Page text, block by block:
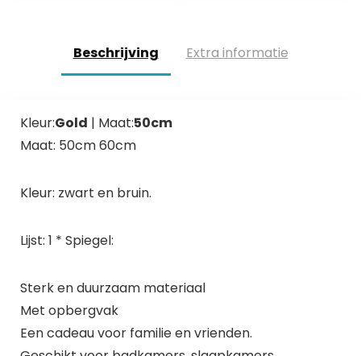
Beschrijving Extra informatie
Kleur:Gold | Maat:50cm
Maat: 50cm 60cm
Kleur: zwart en bruin.
Lijst: 1 * Spiegel:
Sterk en duurzaam materiaal
Met opbergvak
Een cadeau voor familie en vrienden.